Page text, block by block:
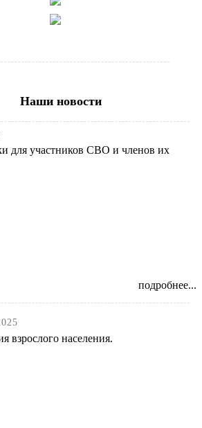
Наши новости
для участников СВО и членов их
подробнее...
взрослого населения.